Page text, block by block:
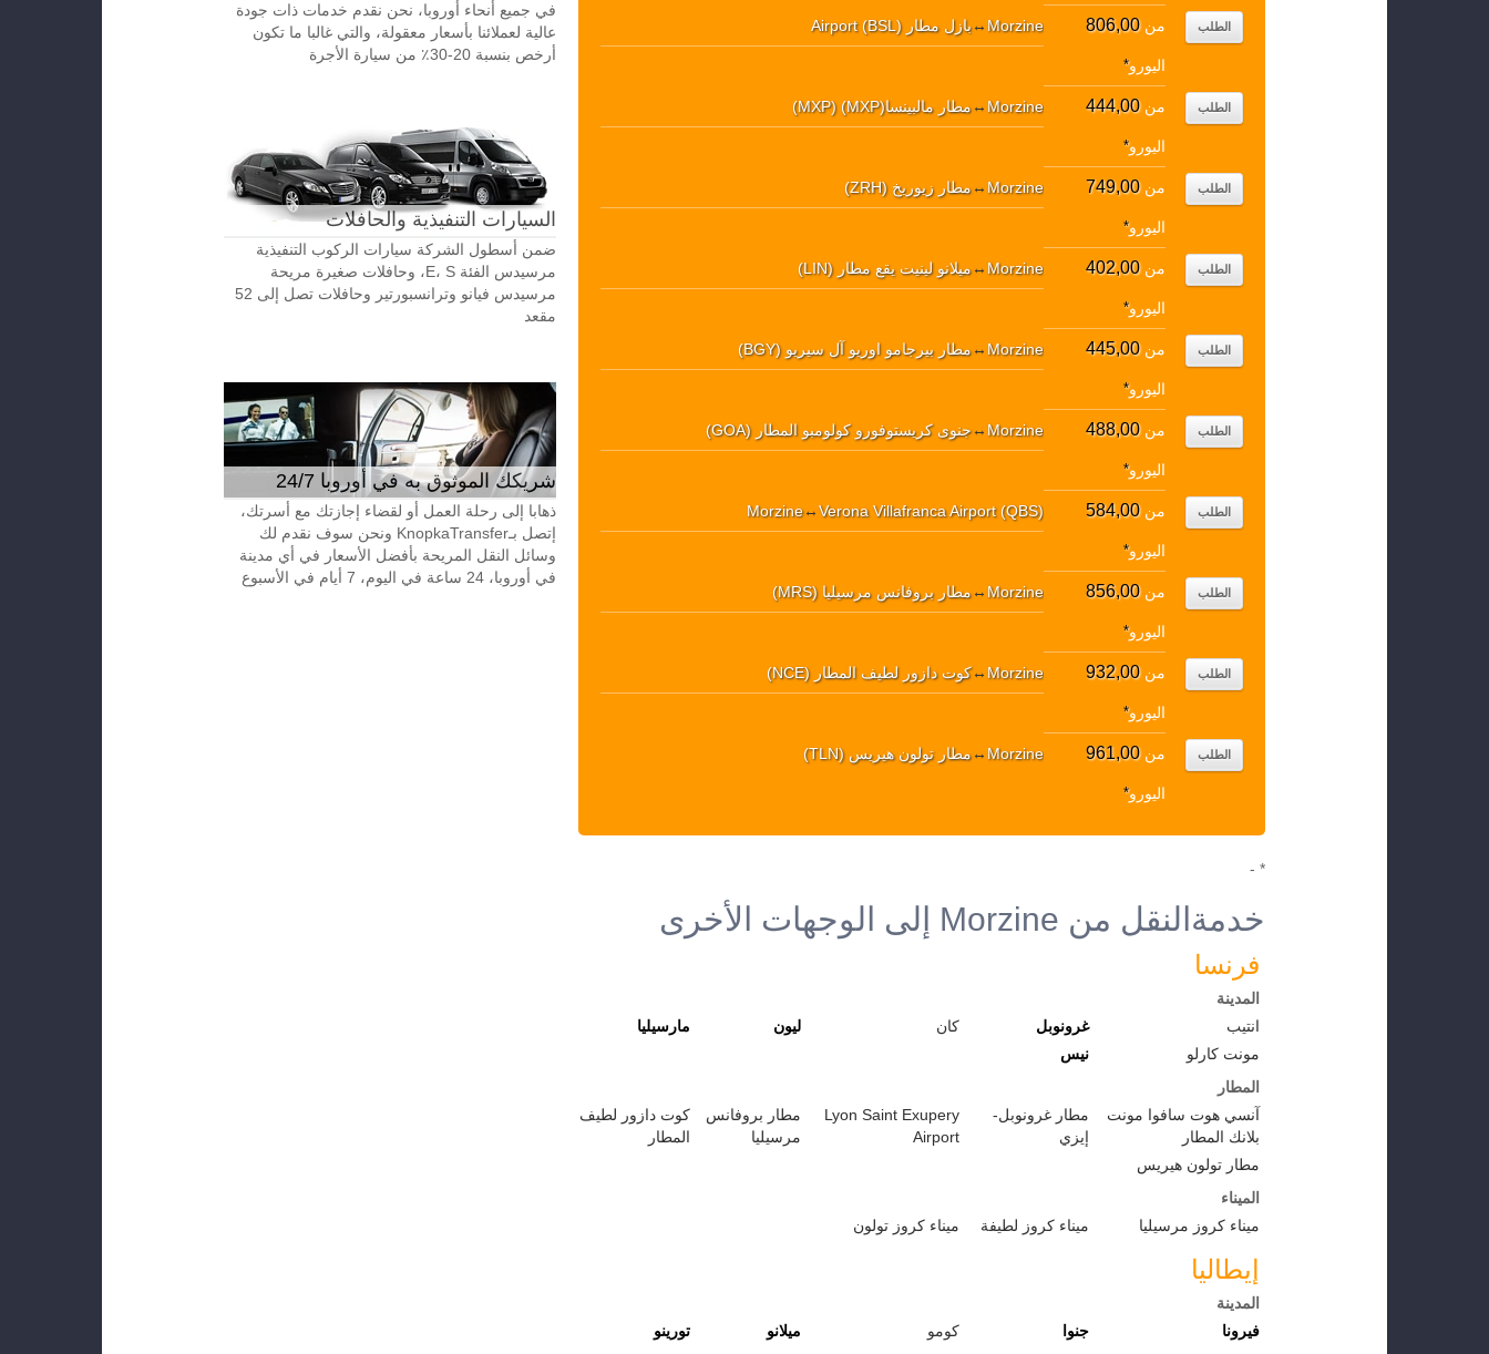
في جميع أنحاء أوروبا، نحن نقدم خدمات ذات جودة
عالية لعملائنا بأسعار معقولة، والتي غالبا ما تكون
أرخص بنسبة 20-30٪ من سيارة الأجرة
السيارات التنفيذية والحافلات
ضمن أسطول الشركة سيارات الركوب التنفيذية
مرسيدس الفئة E، S، وحافلات صغيرة مريحة
مرسيدس فيانو وترانسبورتير وحافلات تصل إلى 52
مقعد
شريكك الموثوق به في أوروبا 24/7
ذهابا إلى رحلة العمل أو لقضاء إجازتك مع أسرتك،
إتصل بـKnopkaTransfer ونحن سوف نقدم لك
وسائل النقل المريحة بأفضل الأسعار في أي مدينة
في أوروبا، 24 ساعة في اليوم، 7 أيام في الأسبوع
Morzine
↔بازل مطار Airport (BSL) من806,00
اليورو*
الطلب
Morzine
↔مطار مالبينسا(MXP) (MXP) من444,00
اليورو*
الطلب
Morzine
↔مطار زيوريخ (ZRH) من749,00
اليورو*
الطلب
Morzine
↔ميلانو لينيت يقع مطار (LIN) من402,00
اليورو*
الطلب
Morzine
↔مطار بيرجامو اوريو آل سيريو (BGY) من445,00
اليورو*
الطلب
Morzine
↔جنوى كريستوفورو كولومبو المطار (GOA) من488,00
اليورو*
الطلب
Morzine↔Verona Villafranca Airport (QBS) من584,00
اليورو*
الطلب
Morzine
↔مطار بروفانس مرسيليا (MRS) من856,00
اليورو*
الطلب
Morzine
↔كوت دازور لطيف المطار (NCE) من932,00
اليورو*
الطلب
Morzine
↔مطار تولون هيريس (TLN) من961,00
اليورو*
الطلب
* -
خدمةالنقل من Morzine إلى الوجهات الأخرى
فرنسا
المدينة
انتيب
غرونوبل كان ليون
مارسيليا
مونت كارلو
نيس
المطار
آنسي هوت سافوا مونت
بلانك المطار
مطار غرونوبل-
إيزي
Lyon Saint Exupery
Airport
مطار بروفانس
مرسيليا
كوت دازور لطيف
المطار
مطار تولون هيريس
الميناء
ميناء كروز مرسيليا
ميناء كروز لطيفة ميناء كروز تولون
إيطاليا
المدينة
فيرونا
جنوا كومو ميلانو
تورينو